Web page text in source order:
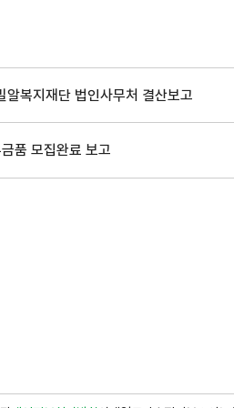
복지재단 법인사무처 결산보고
품 모집완료 보고